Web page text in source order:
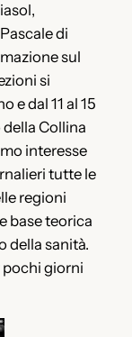
di
sul
si
e dal 11 al 15
Collina
interesse
tutte le
regioni
base teorica
della sanità.
pochi giorni